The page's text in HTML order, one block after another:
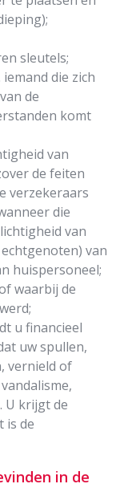
sleutels;
die zich
de
komt
van
de feiten
verzekeraars
die
van
van
huispersoneel;
waarbij de
u financieel
uw spullen,
vernield of
U krijgt de
is de
in de